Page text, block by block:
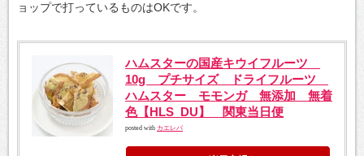
ョップで打っているものはOKです。
ハムスターの国産キウイフルーツ
10g プチサイズ ドライフルーツ
ハムスター モモンガ 無添加 無着
色【HLS_DU】 関東当日便
posted with カエレバ